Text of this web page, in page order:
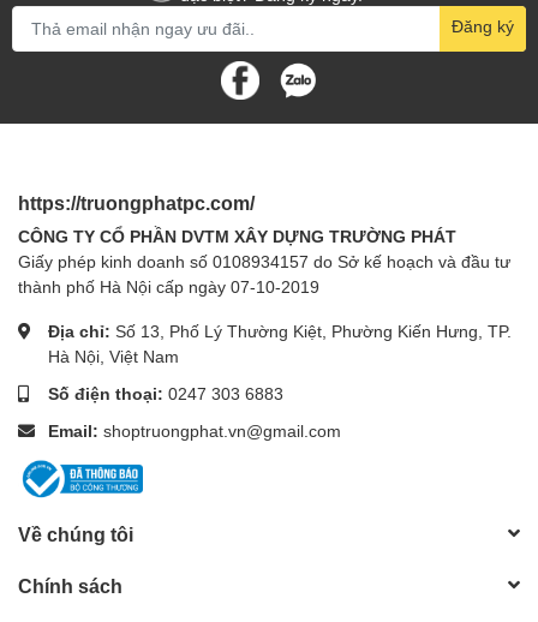
Đăng ký
https://truongphatpc.com/
CÔNG TY CỔ PHẦN DVTM XÂY DỰNG TRƯỜNG PHÁT
Giấy phép kinh doanh số 0108934157 do Sở kế hoạch và đầu tư
thành phố Hà Nội cấp ngày 07-10-2019
Địa chỉ: Số 13, Phố Lý Thường Kiệt, Phường Kiến Hưng, TP.
Hà Nội, Việt Nam
Số điện thoại: 0247 303 6883
Email: shoptruongphat.vn@gmail.com
Về chúng tôi
Chính sách